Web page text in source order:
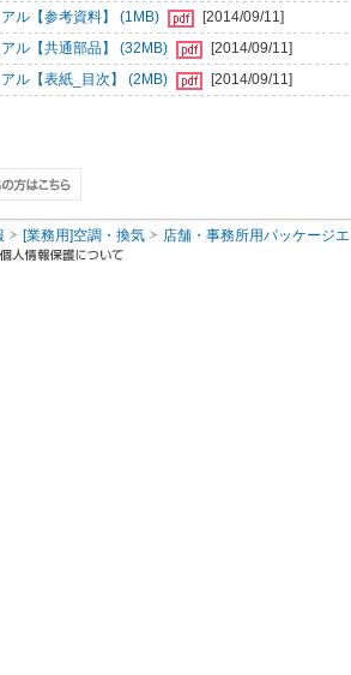
ル【参考資料】 (1MB)
[2014/09/11]
ル【共通部品】 (32MB)
[2014/09/11]
ル【表紙_目次】 (2MB)
[2014/09/11]
[業務用]空調・換気 店舗・事務所用パッケージ